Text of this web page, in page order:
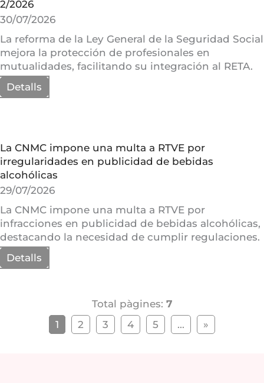
2/2026
30/07/2026
La reforma de la Ley General de la Seguridad Social
mejora la protección de profesionales en
mutualidades, facilitando su integración al RETA.
Detalls
La CNMC impone una multa a RTVE por
irregularidades en publicidad de bebidas
alcohólicas
29/07/2026
La CNMC impone una multa a RTVE por
infracciones en publicidad de bebidas alcohólicas,
destacando la necesidad de cumplir regulaciones.
Detalls
Total pàgines: 7
1
2 3 4 5 ... »